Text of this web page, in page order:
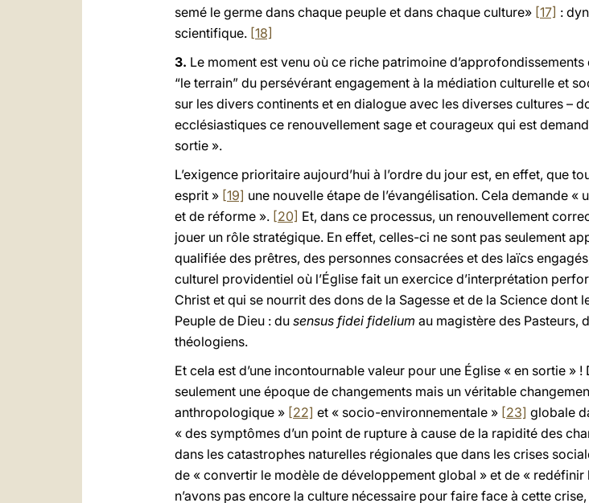
semé le germe dans chaque peuple et dans chaque culture» [17] :
scientifique. [18]
3. Le moment est venu où ce riche patrimoine
“le terrain” du persévérant engagement à la médiation culturelle et
sur les divers continents et en dialogue avec les diverses cultures –
ecclésiastiques ce renouvellement sage et courageux qui est
sortie ».
L’exigence prioritaire aujourd’hui à l’ordre du jour est, en effet, que
esprit » [19] une nouvelle étape de l’évangélisation. Cela demande
et de réforme ». [20] Et, dans ce processus, un renouvellement
jouer un rôle stratégique. En effet, celles-ci ne sont pas seulement
qualifiée des prêtres, des personnes consacrées et des laïcs
culturel providentiel où l’Église fait un exercice d’interprétation
Christ et qui se nourrit des dons de la Sagesse et de la Science
Peuple de Dieu : du sensus fidei fidelium au magistère des Pasteurs,
théologiens.
Et cela est d’une incontournable valeur pour une Église « en sortie » !
seulement une époque de changements mais un véritable
anthropologique » [22] et « socio-environnementale » [23] globale
« des symptômes d’un point de rupture à cause de la rapidité des
dans les catastrophes naturelles régionales que dans les crises
de « convertir le modèle de développement global » et de « redéfinir
n’avons pas encore la culture nécessaire pour faire face à cette